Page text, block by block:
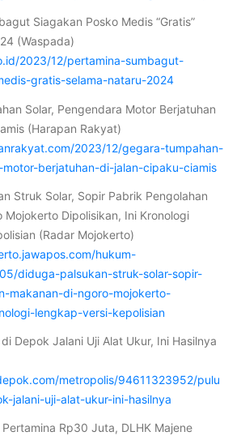
Siagakan Posko Medis “Gratis”
(Waspada)
2023/12/pertamina-sumbagut-
gratis-selama-nataru-2024
Solar, Pengendara Motor Berjatuhan
(Harapan Rakyat)
2023/12/gegara-tumpahan-
berjatuhan-di-jalan-cipaku-ciamis
Struk Solar, Sopir Pabrik Pengolahan
Mojokerto Dipolisikan, Ini Kronologi
(Radar Mojokerto)
hukum-
diduga-palsukan-struk-solar-sopir-
makanan-di-ngoro-mojokerto-
lengkap-versi-kepolisian
di Depok Jalani Uji Alat Ukur, Ini Hasilnya
metropolis/94611323952/pulu
jalani-uji-alat-ukur-ini-hasilnya
Rp30 Juta, DLHK Majene